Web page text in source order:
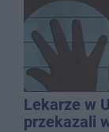
Lekarze w
przekazali